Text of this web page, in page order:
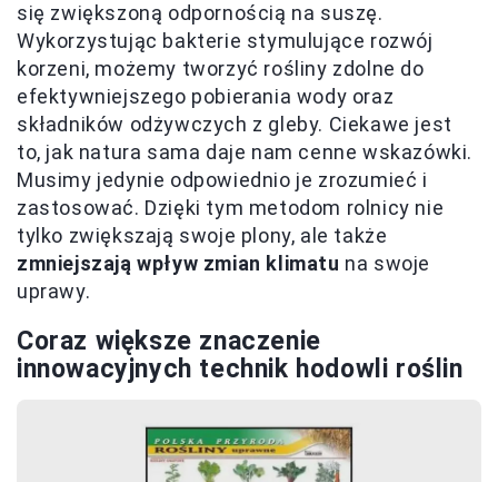
się zwiększoną odpornością na suszę.
Wykorzystując bakterie stymulujące rozwój
korzeni, możemy tworzyć rośliny zdolne do
efektywniejszego pobierania wody oraz
składników odżywczych z gleby. Ciekawe jest
to, jak natura sama daje nam cenne wskazówki.
Musimy jedynie odpowiednio je zrozumieć i
zastosować. Dzięki tym metodom rolnicy nie
tylko zwiększają swoje plony, ale także
zmniejszają wpływ zmian klimatu na swoje
uprawy.
Coraz większe znaczenie
innowacyjnych technik hodowli roślin